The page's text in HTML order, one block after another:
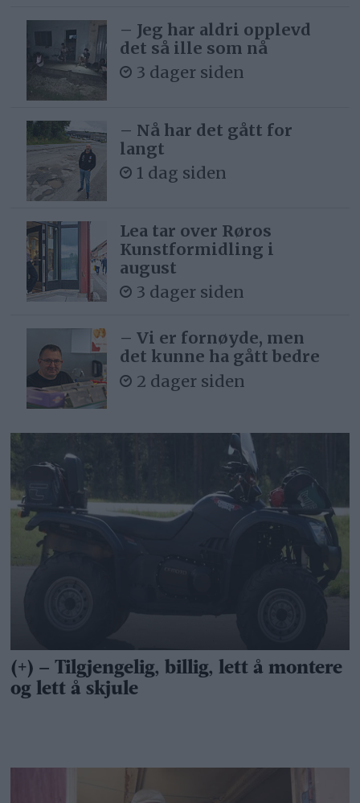
– Jeg har aldri opplevd
det så ille som nå
3 dager siden
– Nå har det gått for
langt
1 dag siden
Lea tar over Røros
Kunstformidling i
august
3 dager siden
– Vi er fornøyde, men
det kunne ha gått bedre
2 dager siden